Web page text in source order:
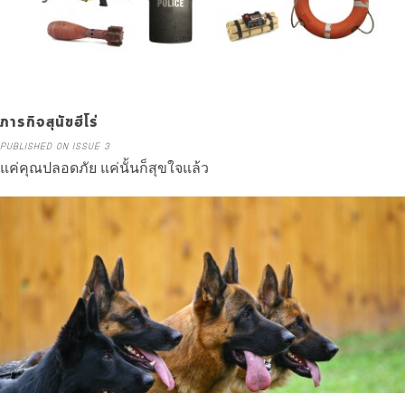
ภารกิจสุนัขฮีโร่
PUBLISHED ON ISSUE 3
แค่คุณปลอดภัย แค่นั้นก็สุขใจแล้ว